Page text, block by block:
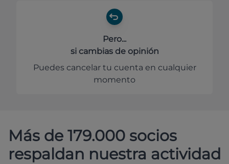
Pero...
si cambias de opinión
Puedes cancelar tu cuenta en cualquier
momento
Más de 179.000 socios
respaldan nuestra actividad